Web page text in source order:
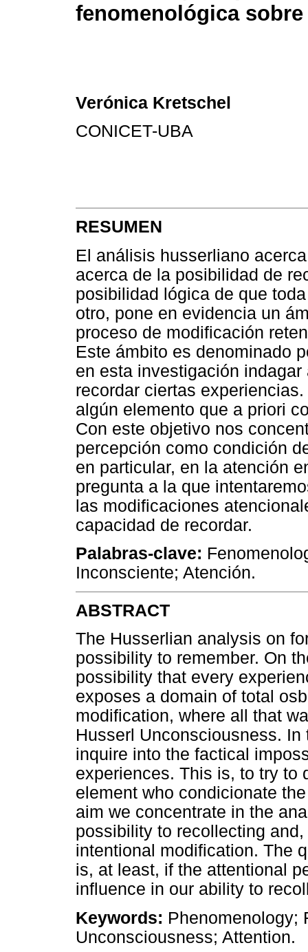
fenomenológica
Verónica Kretschel
CONICET-UBA
RESUMEN
El análisis husserliano
acerca de la posibilidad de
posibilidad lógica de que
otro, pone en evidencia un
proceso de modificación
Este ámbito es denominado
en esta investigación
recordar ciertas
algún elemento que a priori
Con este objetivo nos
percepción como condición
en particular, en la atención
pregunta a la que
las modificaciones
capacidad de recordar.
Palabras-clave:
Inconsciente; Atención.
ABSTRACT
The Husserlian analysis on
possibility to remember. On
possibility that every
exposes a domain of total
modification, where all that
Husserl Unconsciousness.
inquire into the factical
experiences. This is, to try to
element who condicionate
aim we concentrate in the
possibility to recollecting
intentional modification. The
is, at least, if the attentional
influence in our ability to
Keywords: Phenomenology;
Unconsciousness; Attention.